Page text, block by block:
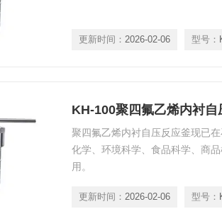
更新时间： 2026-02-06 型号：
KH-100聚四氟乙烯内衬自
聚四氟乙烯内衬自压反应釜现已
化学、环境科学、食品科学、商
用。
更新时间： 2026-02-06 型号：